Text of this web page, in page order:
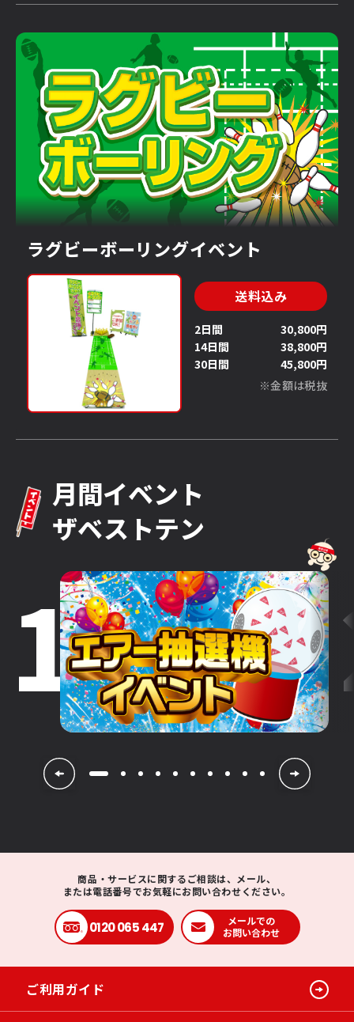
ラグビーボーリングイベント
送料込み
2日間
30,800円
14日間
38,800円
30日間
45,800円
※金額は税抜
月間イベント
ザベストテン
1
商品・サービスに関するご相談は、メール、
または電話番号でお気軽にお問い合わせください。
0120 065 447
メールでの
お問い合わせ
ご利用ガイド